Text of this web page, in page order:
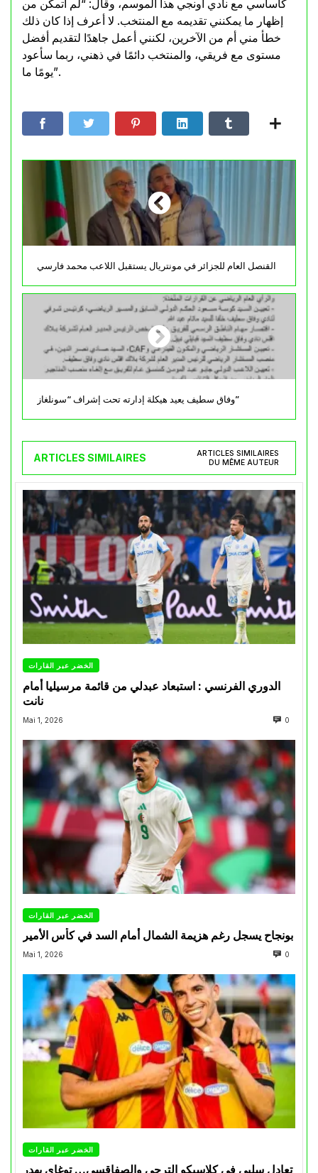
كأساسي مع نادي أونجي هذا الموسم، وقال: “لم أتمكن من
إظهار ما يمكنني تقديمه مع المنتخب. لا أعرف إذا كان ذلك
خطأ مني أم من الآخرين، لكنني أعمل جاهدًا لتقديم أفضل
مستوى مع فريقي، والمنتخب دائمًا في ذهني، ربما سأعود
يومًا ما”.
القنصل العام للجزائر في مونتريال يستقبل اللاعب محمد فارسي
وفاق سطيف يعيد هيكلة إدارته تحت إشراف “سونلغاز”
ARTICLES SIMILAIRES
ARTICLES SIMILAIRES
DU MÊME AUTEUR
الخضر عبر القارات
الدوري الفرنسي : استبعاد عبدلي من قائمة مرسيليا أمام
نانت
Mai 1, 2026 0
الخضر عبر القارات
بونجاح يسجل رغم هزيمة الشمال أمام السد في كأس الأمير
Mai 1, 2026 0
الخضر عبر القارات
تعادل سلبي في كلاسيكو الترجي والصفاقسي… توغاي يهدر